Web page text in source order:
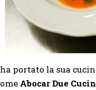
ha portato la sua
Abocar Due